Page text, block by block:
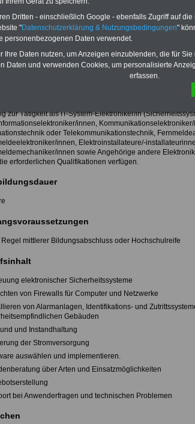
einschließlich der Software.
Informationen zum Ausbildungsinhalt unter:
Elektroniker(in)
wird für den Zugang zur Tätigkeit der erfolgreiche
Berufsausbildung als IT-System-Elektroniker/in
Elektroniker/in ist ein anerkannter Ausbildungsberuf
zur Tätigkeit als IT-System-Elektroniker/in
innen,
oder Telekommunikationstechnik,
innen, Elektroinstallateure/-
innen sowie Angehörige andere
erforderlichen Qualifikationen verfügen.
mittlerer Bildungsabschluss oder Hochschulreife
elektronischer Sicherheitssysteme
von Firewalls für Computer und Netzwerke
von Alarmanlagen, Identifikations- und
Gebäuden
und Instandhaltung
der Stromversorgung
auswählen und implementieren.
über Arten und Einsatzmöglichkeiten
bei Anwenderfragen und technischen Problemen
Dritten - einschließlich Google - ebenfalls Zugriff auf
"Datenschutzerklärung & Nutzungsbedingungen"
personenbezogenen Daten verwendet.
Ihre Daten nutzen, um Anzeigen einzublenden, die für
Daten und verwenden Cookies, um personalisierte
erfassen.